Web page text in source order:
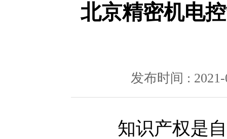
北京精密机电
发布时间 :
知识产权是自